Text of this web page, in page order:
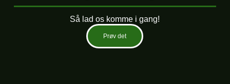
Så lad os komme i gang!
Prøv det